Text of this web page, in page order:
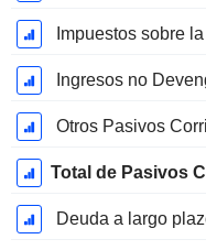
Impuestos sobre
Ingresos no
Otros Pasivos
Total de Pasivos
Deuda a largo